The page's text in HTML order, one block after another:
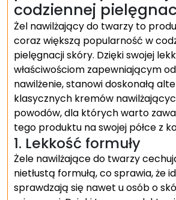
codziennej
Żel nawilżający do twarzy to
coraz większą popularność w
pielęgnacji skóry. Dzięki swojej
właściwościom zapewniającym
nawilżenie, stanowi doskonałą
klasycznych kremów
powodów, dla których warto
tego produktu na swojej półce z
1. Lekkość formuły
Żele nawilżające do twarzy
nietłustą formułą, co sprawia, że
sprawdzają się nawet u osób o